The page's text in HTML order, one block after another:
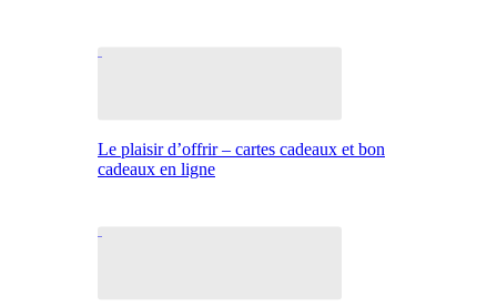
Le plaisir d’offrir – cartes cadeaux et bon
cadeaux en ligne